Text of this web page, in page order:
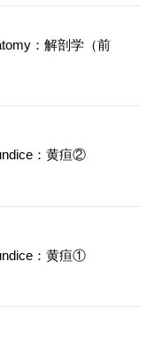
：解剖学（前
：黄疸②
：黄疸①